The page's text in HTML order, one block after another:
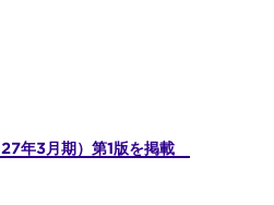
年3月期）第1版を掲載